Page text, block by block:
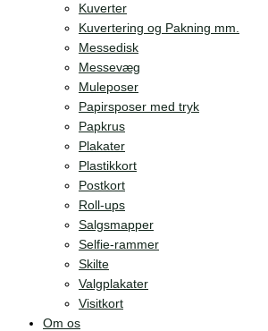
Kuverter
Kuvertering og Pakning mm.
Messedisk
Messevæg
Muleposer
Papirsposer med tryk
Papkrus
Plakater
Plastikkort
Postkort
Roll-ups
Salgsmapper
Selfie-rammer
Skilte
Valgplakater
Visitkort
Om os